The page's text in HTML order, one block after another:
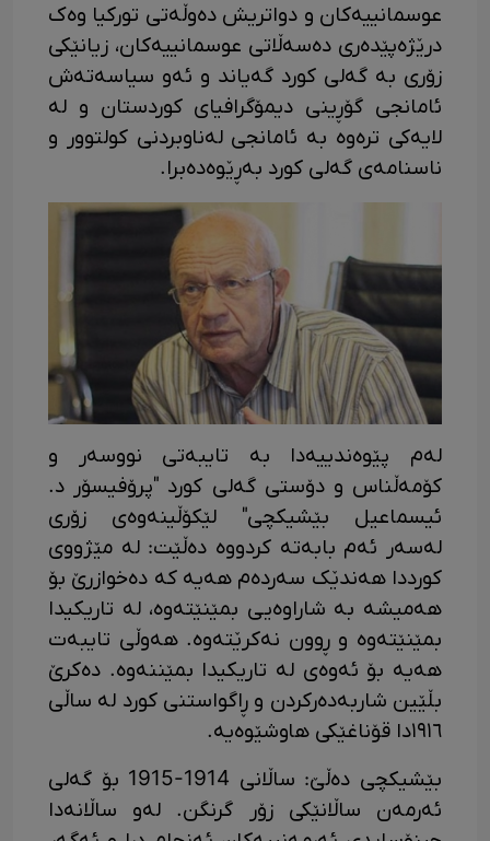
عوسمانییەکان و دواتریش دەوڵەتی تورکیا وەک
درێژەپێدەری دەسەڵاتی عوسمانییەکان، زیانێکی
زۆری بە گەلی کورد گەیاند و ئەو سیاسەتەش
ئامانجی گۆڕینی دیمۆگرافیای کوردستان و لە
لایەکی ترەوە بە ئامانجی لەناوبردنی کولتوور و
ناسنامەی گەلی کورد بەڕێوەدەبرا.
لەم پێوەندییەدا بە تایبەتی نووسەر و
کۆمەڵناس و دۆستی گەلی کورد "پرۆفیسۆر د.
ئیسماعیل بێشیکچی" لێکۆڵینەوەی زۆری
لەسەر ئەم بابەتە کردووە دەڵێت: لە مێژووی
کورددا هەندێک سەردەم هەیە کە دەخوازرێ بۆ
هەمیشە بە شاراوەیی بمێنێتەوە، لە تاریکیدا
بمێنێتەوە و ڕوون نەکرێتەوە. هەوڵی تایبەت
هەیە بۆ ئەوەی لە تاریکیدا بمێننەوە. دەکرێ
بڵێین شاربەدەرکردن و ڕاگواستنی کورد لە ساڵی
١٩١٦دا قۆناغێکی هاوشێوەیە.
بێشیکچی دەڵێ: ساڵانی 1914-1915 بۆ گەلی
ئەرمەن ساڵانێکی زۆر گرنگن. لەو ساڵانەدا